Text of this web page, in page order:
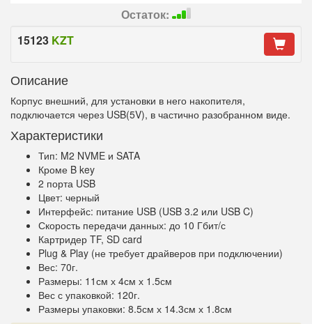
Остаток:
15123 KZT
Описание
Корпус внешний, для установки в него накопителя,
подключается через USB(5V), в частично разобранном виде.
Характеристики
Тип: M2 NVME и SATA
Кроме B key
2 порта USB
Цвет: черный
Интерфейс: питание USB (USB 3.2 или USB C)
Скорость передачи данных: до 10 Гбит/с
Картридер TF, SD card
Plug & Play (не требует драйверов при подключении)
Вес: 70г.
Размеры: 11см х 4см х 1.5см
Вес с упаковкой: 120г.
Размеры упаковки: 8.5см х 14.3см х 1.8см